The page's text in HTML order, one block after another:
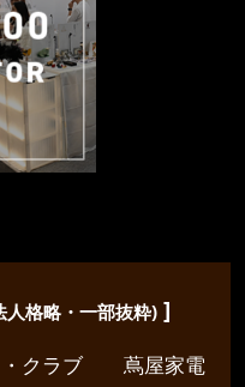
人格略・一部抜粋) ]
・クラブ 蔦屋家電